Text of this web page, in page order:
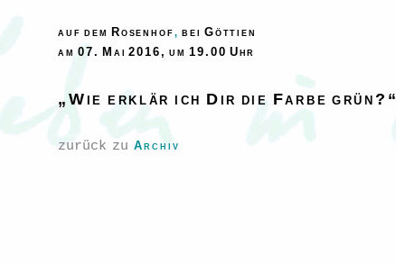
auf dem Rosenhof, bei Göttien
am 07. Mai 2016, um 19.00 Uhr
„Wie erklär ich Dir die Farbe grün?“
zurück zuArchiv